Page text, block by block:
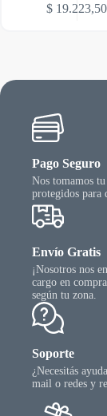
$ 19.223,50
Pago Seguro
Nos tomamos
protegidos para
Envío Gratis
¡Nosotros nos
cargo en
según tu zona.
Soporte
¿Necesitás
mail o redes y